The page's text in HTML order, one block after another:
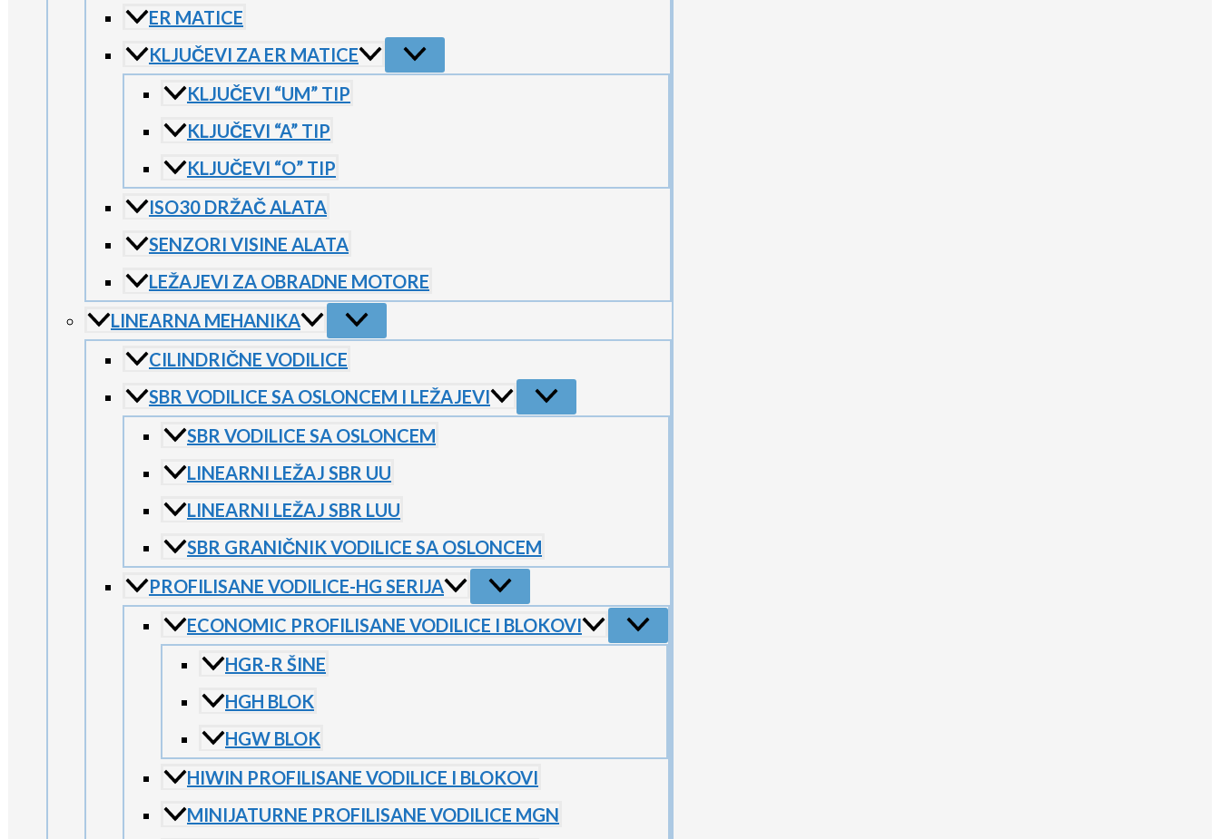
ER MATICE
KLJUČEVI ZA ER MATICE
KLJUČEVI “UM” TIP
KLJUČEVI “A” TIP
KLJUČEVI “O” TIP
ISO30 DRŽAČ ALATA
SENZORI VISINE ALATA
LEŽAJEVI ZA OBRADNE MOTORE
LINEARNA MEHANIKA
CILINDRIČNE VODILICE
SBR VODILICE SA OSLONCEM I LEŽAJEVI
SBR VODILICE SA OSLONCEM
LINEARNI LEŽAJ SBR UU
LINEARNI LEŽAJ SBR LUU
SBR GRANIČNIK VODILICE SA OSLONCEM
PROFILISANE VODILICE-HG SERIJA
ECONOMIC PROFILISANE VODILICE I BLOKOVI
HGR-R ŠINE
HGH BLOK
HGW BLOK
HIWIN PROFILISANE VODILICE I BLOKOVI
MINIJATURNE PROFILISANE VODILICE MGN